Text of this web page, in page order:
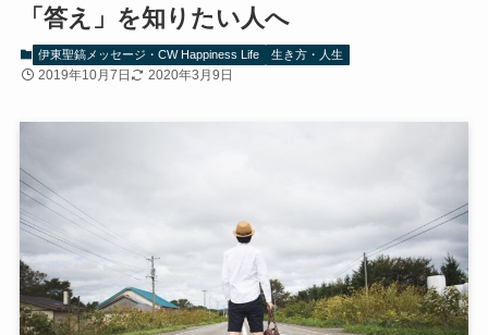
「答え」を知りたい人へ
伊東聖鎬メッセージ・CW Happiness Life 生き方・人生
2019年10月7日 2020年3月9日